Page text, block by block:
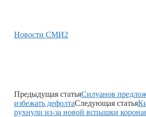
Новости СМИ2
Предыдущая статьяСилуанов
избежать дефолтаСледующая статья
рухнули из-за новой вспышки